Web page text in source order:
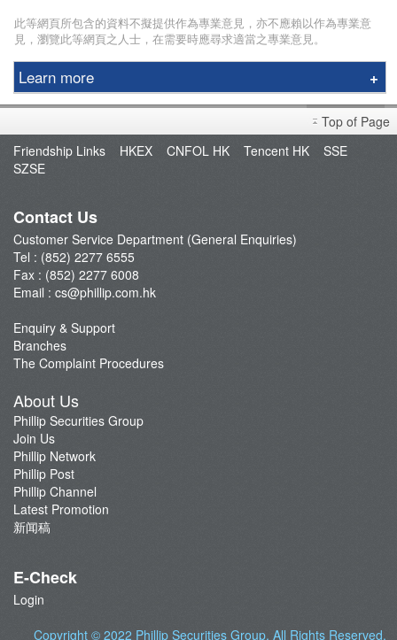
此等網頁所包含的資料不擬提供作為專業意見，亦不應賴以作為專業意
見，瀏覽此等網頁之人士，在需要時應尋求適當之專業意見。
Learn more
Phillip Securities Group
Branches
Join Us
Phillip Post
新闻稿
Top of Page
Friendship Links
HKEX CNFOL HK Tencent HK
SSE
SZSE
Contact Us
Customer Service Department (General Enquiries)
Tel : (852) 2277 6555
Fax : (852) 2277 6008
Email : cs@phillip.com.hk
Enquiry & Support
Branches
The Complaint Procedures
About Us
Phillip Securities Group
Join Us
Phillip Network
Phillip Post
Phillip Channel
Latest Promotion
新闻稿
E-Check
Login
Copyright © 2022 Phillip Securities Group. All Rights Reserved.